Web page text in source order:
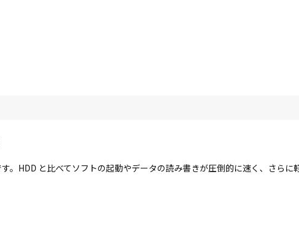
。HDD と比べてソフトの起動やデータの読み書きが圧倒的に速く、さら